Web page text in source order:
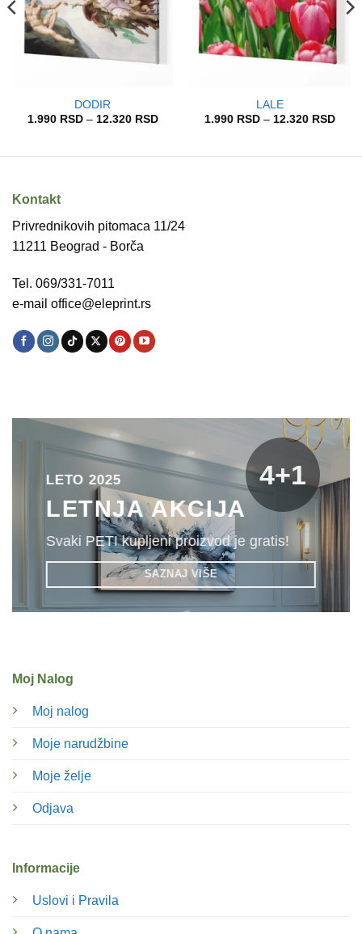
DODIR
1.990 RSD – 12.320 RSDRaspon
do
LALE
1.990 RSD – 12.320 RSD
do
Kontakt
Privrednikovih pitomaca 11/24
11211 Beograd - Borča
Tel. 069/331-7011
e-mail office@eleprint.rs
Moj Nalog
Moj nalog
Moje narudžbine
Moje želje
Odjava
Informacije
Uslovi i Pravila
LETO 2025
LETNJA AKCIJA
Svaki PETI kupljeni proizvod je gratis!
SAZNAJ VIŠE
4+1